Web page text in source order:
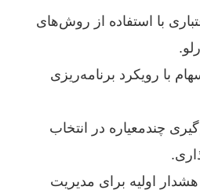
با استفاده از روش‌های
با رویکرد برنامه‌ریزی
چندمعیاره در انتخاب
اولیه برای مدیریت